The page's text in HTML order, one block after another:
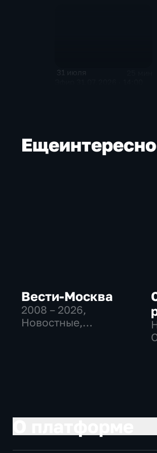
31 июля
Еще
Вести-Москва
2008 – 2026,
Новостные,